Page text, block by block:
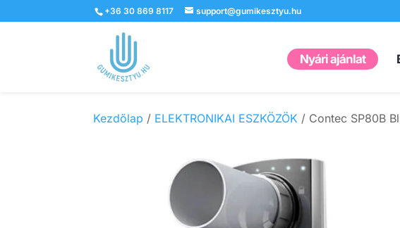
+36 30 869 8117 support@gumikesztyu.hu
Nyári ajánlat
Kezdőlap / ELEKTRONIKAI ESZKÖZÖK / Contec SP80B